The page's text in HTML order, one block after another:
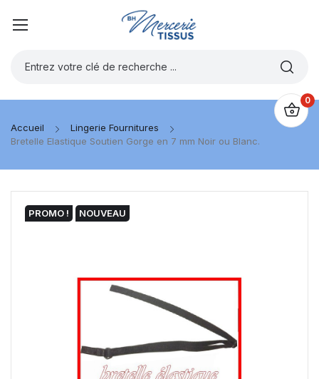
0
Accueil
Lingerie Fournitures
Bretelle Elastique Soutien Gorge en 7 mm Noir ou Blanc.
PROMO ! NOUVEAU